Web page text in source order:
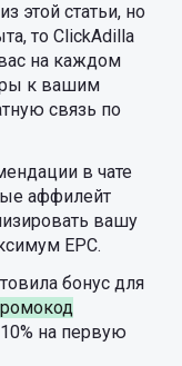
этой статьи, но
то ClickAdilla
на каждом
к вашим
связь по
в чате
аффилейт
вашу
EPC.
бонус для
на первую